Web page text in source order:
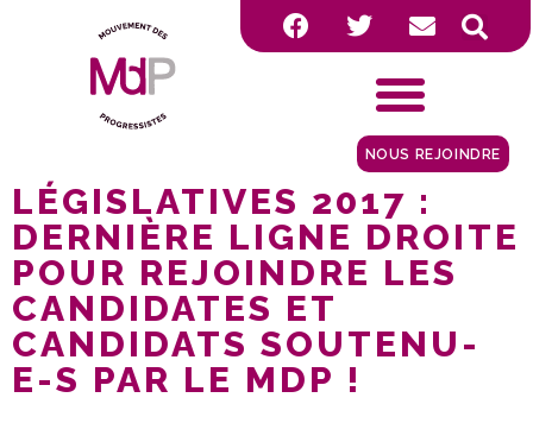
NOUS REJOINDRE
LÉGISLATIVES 2017 :
DERNIÈRE LIGNE DROITE
POUR REJOINDRE LES
CANDIDATES ET
CANDIDATS SOUTENU-
E-S PAR LE MDP !